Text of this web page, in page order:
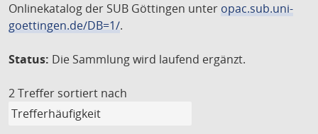
Onlinekatalog der SUB Göttingen unter opac.sub.uni-
goettingen.de/DB=1/.
Status: Die Sammlung wird laufend ergänzt.
2 Treffer sortiert nach